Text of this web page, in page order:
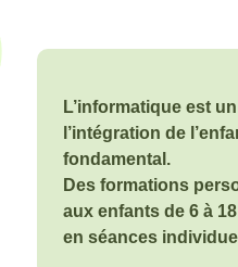
L’informatique est
l’intégration de
fondamental.
Des formations
aux enfants de 6 à
en séances